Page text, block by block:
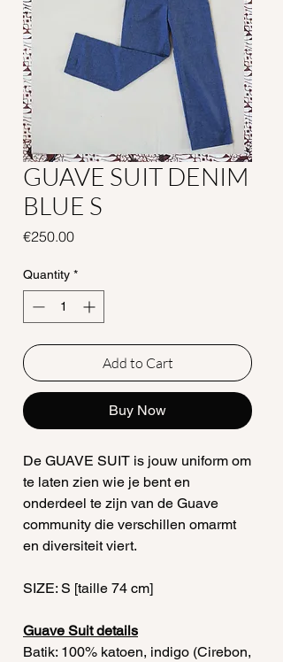
GUAVE SUIT DENIM
BLUE S
€250.00Price
Quantity *
Add to Cart
Buy Now
De GUAVE SUIT is jouw uniform om
te laten zien wie je bent en
onderdeel te zijn van de Guave
community die verschillen omarmt
en diversiteit viert.
SIZE: S [taille 74 cm]
Guave Suit details
Batik: 100% katoen, indigo (Cirebon,